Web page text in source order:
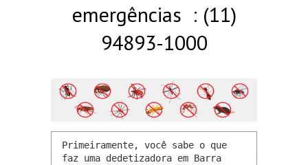
emergências : (11)
94893-1000
Primeiramente, você sabe o que
faz uma dedetizadora em Barra